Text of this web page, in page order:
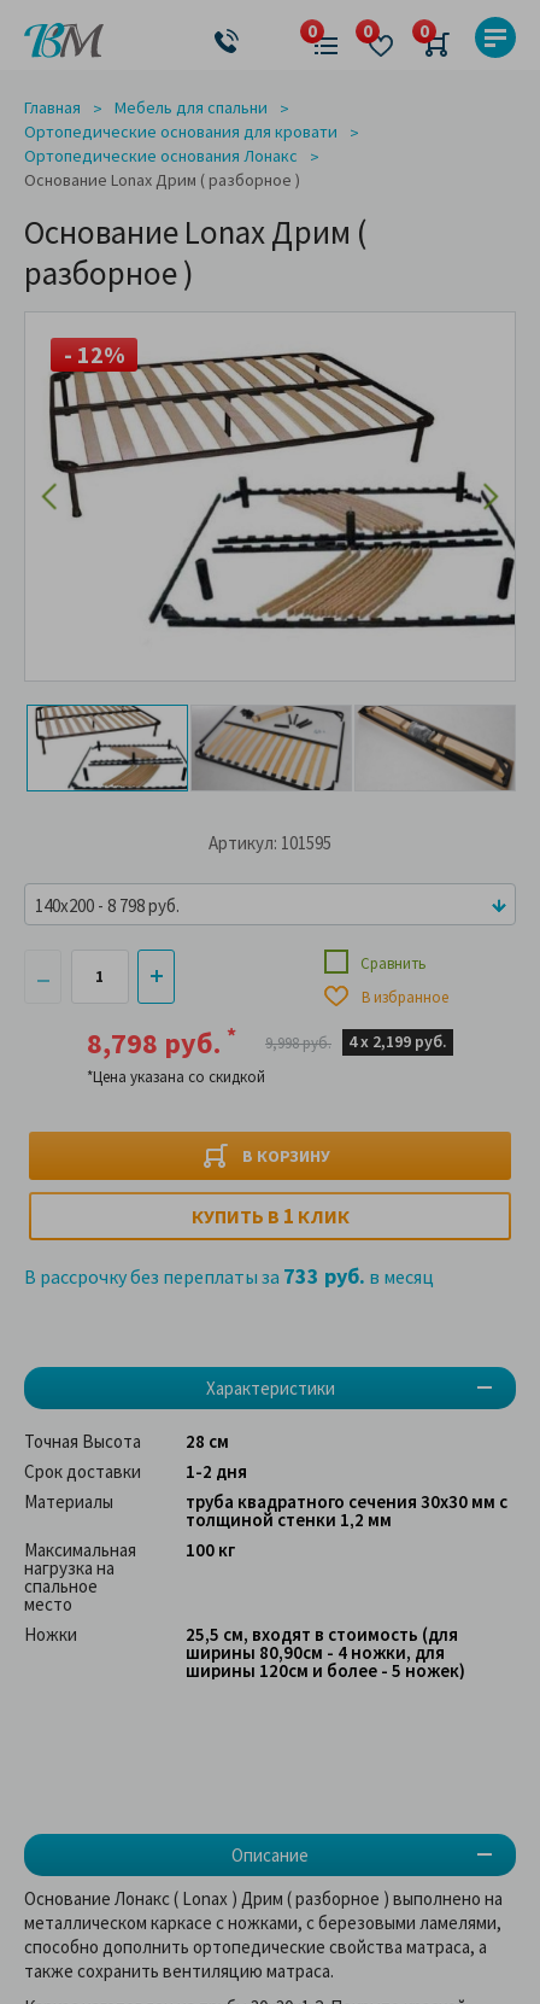
Главная
Мебель для спальни
Ортопедические основания для кровати
Ортопедические основания Лонакс
Основание Lonax Дрим ( разборное )
Основание Lonax Дрим (
разборное )
- 12%
Артикул: 101595
8,798 руб. *
*Цена указана со скидкой
9,998 руб. 4 х 2,199 руб.
В КОРЗИНУ
Сравнить
В избранное
КУПИТЬ В 1 КЛИК
В рассрочку без переплаты за 733 руб. в месяц
140x200 - 8 798 руб.
Характеристики
Описание
Точная Высота
28 см
Срок доставки
1-2 дня
Материалы
труба квадратного сечения 30х30 мм с
толщиной стенки 1,2 мм
Максимальная
нагрузка на
спальное
место
100 кг
Ножки 25,5 см, входят в стоимость (для
ширины 80,90см - 4 ножки, для
ширины 120см и более - 5 ножек)
Основание Лонакс ( Lonax ) Дрим ( разборное ) выполнено на
металлическом каркасе с ножками, с березовыми ламелями,
способно дополнить ортопедические свойства матраса, а
также сохранить вентиляцию матраса.